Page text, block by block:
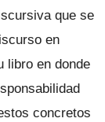
que se
en
libro en donde
concretos